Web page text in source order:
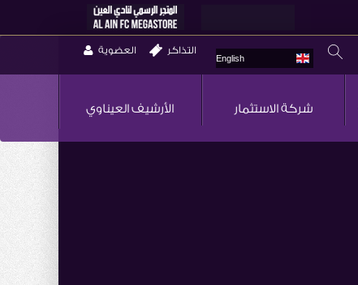
English
التذاكر العضوية
الأرشيف العيناوي شركة الاستثمار